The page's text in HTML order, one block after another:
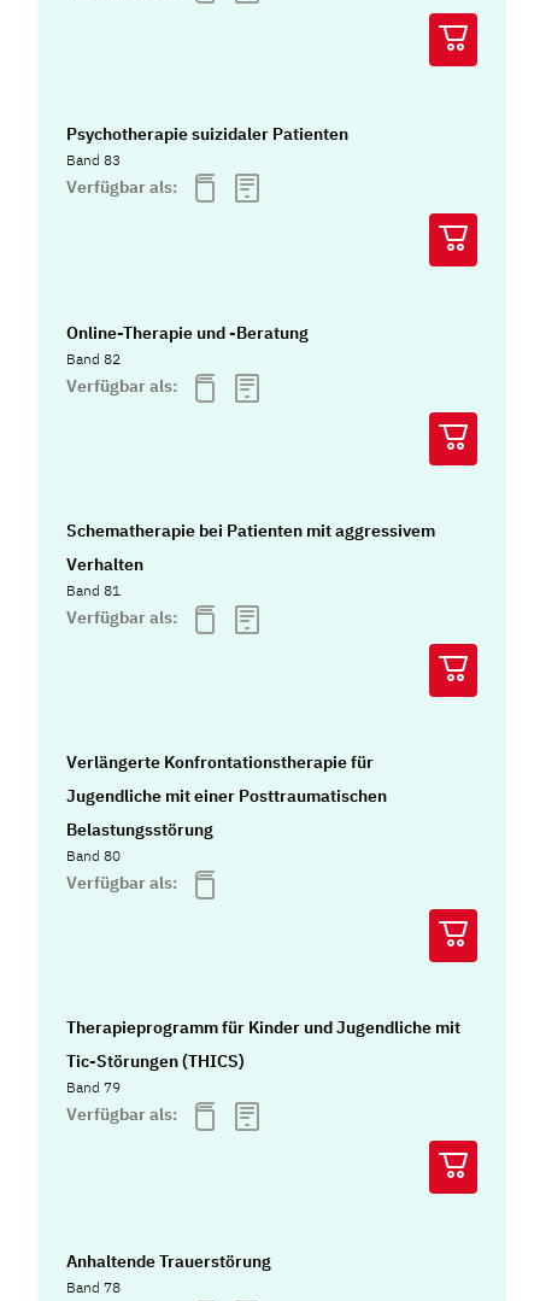
Psychotherapie suizidaler Patienten
Band 83
Verfügbar als:
Online-Therapie und -Beratung
Band 82
Verfügbar als:
Schematherapie bei Patienten mit aggressivem
Verhalten
Band 81
Verfügbar als:
Verlängerte Konfrontationstherapie für
Jugendliche mit einer Posttraumatischen
Belastungsstörung
Band 80
Verfügbar als:
Therapieprogramm für Kinder und Jugendliche mit
Tic-Störungen (THICS)
Band 79
Verfügbar als:
Anhaltende Trauerstörung
Band 78